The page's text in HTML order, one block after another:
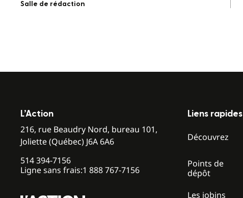
Salle de rédaction
L’Action
216, rue Beaudry Nord, bureau 101,
Joliette (Québec) J6A 6A6
514 394-7156
Ligne sans frais:1 888 767-7156
Liens rapides
Découvrez
Points de
dépôt
Les jobins